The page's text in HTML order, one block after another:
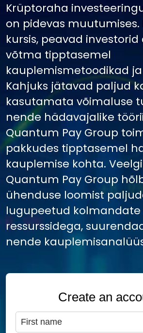
Krüptoraha
on pidevas muutumises.
kursis, peavad investorid
võtma tipptasemel
kauplemismetoodikad
Kahjuks jätavad paljud
kasutamata võimaluse
nende hädavajalike
Quantum Pay Group
pakkudes tipptasemel
kauplemise kohta.
Quantum Pay Group
ühenduse loomist
lugupeetud kolmandate
ressurssidega,
nende